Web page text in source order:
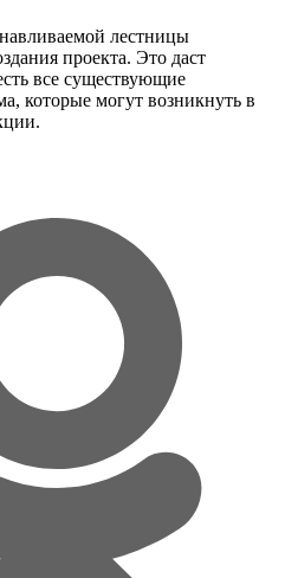
лестницы
проекта. Это даст
все существующие
которые могут возникнуть в